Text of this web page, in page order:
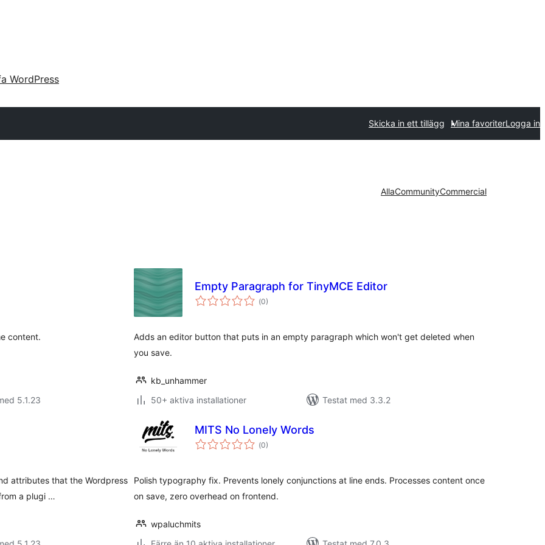
WordPress
Skicka in ett tillägg Mina favoriterLogga in
AllaCommunityCommercial
content.
5.1.23
Empty Paragraph for TinyMCE Editor
(Totalt
antal
0)
Adds an editor button that puts in an empty paragraph which won't get deleted when
you save.
kb_unhammer
50+ aktiva installationer
Testat med 3.3.2
attributes that the Wordpress
a plugi …
MITS No Lonely Words
(Totalt
antal
0)
Polish typography fix. Prevents lonely conjunctions at line ends. Processes content once
on save, zero overhead on frontend.
wpaluchmits